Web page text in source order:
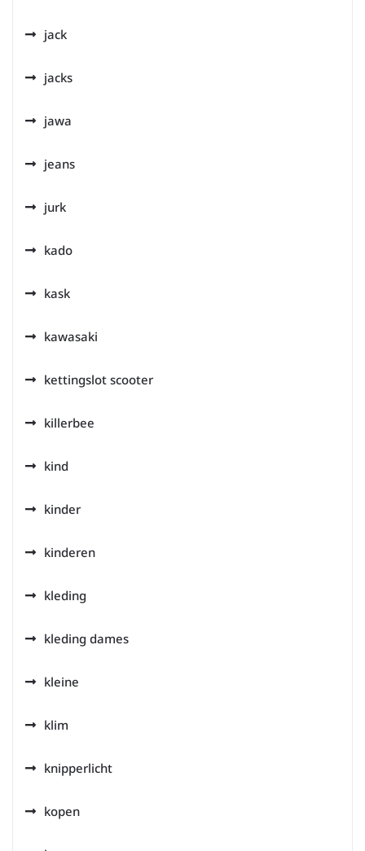
jack
jacks
jawa
jeans
jurk
kado
kask
kawasaki
kettingslot scooter
killerbee
kind
kinder
kinderen
kleding
kleding dames
kleine
klim
knipperlicht
kopen